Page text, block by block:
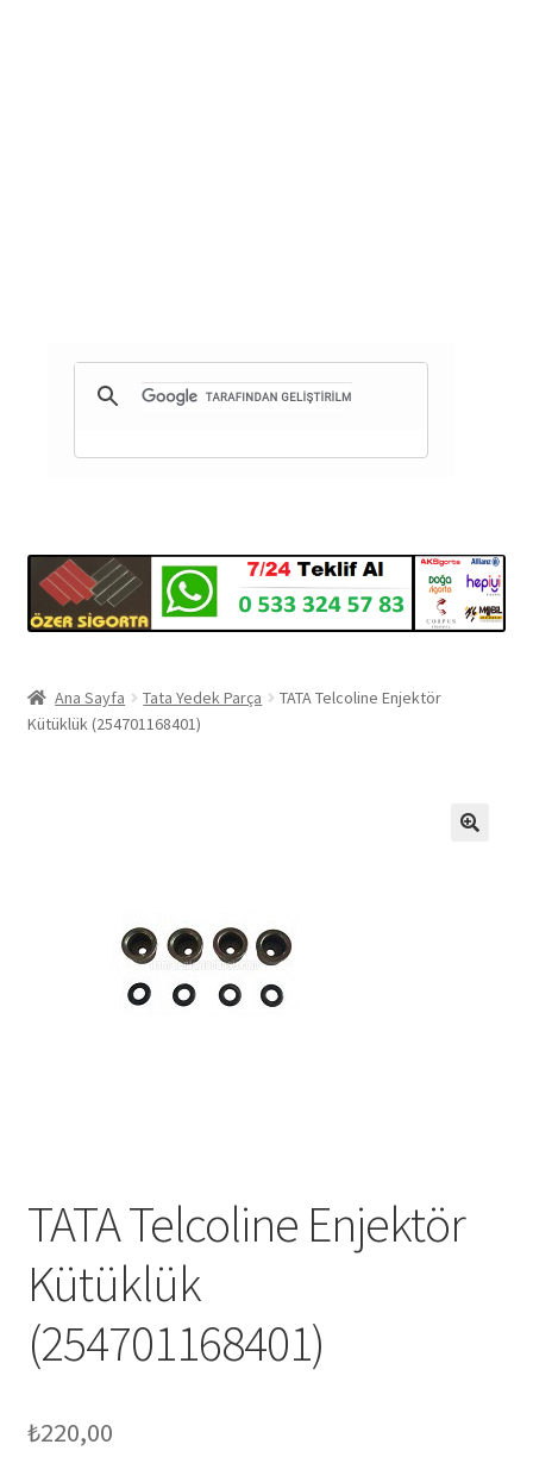
Ana Sayfa Tata Yedek Parça
TATA Telcoline Enjektör
Kütüklük (254701168401)
TATA Telcoline Enjektör
Kütüklük
(254701168401)
₺220,00